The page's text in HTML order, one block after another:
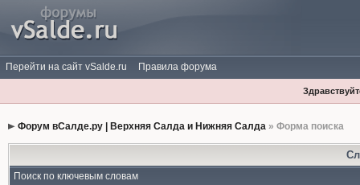
Перейти на сайт vSalde.ru Правила форума
Форум вСалде.ру | Верхняя Салда и Нижняя Салда» Форма поиска
Поиск по ключевым словам